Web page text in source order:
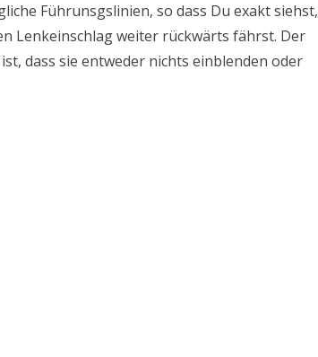
Führunsgslinien, so dass Du exakt siehst,
Lenkeinschlag weiter rückwärts fährst. Der
dass sie entweder nichts einblenden oder